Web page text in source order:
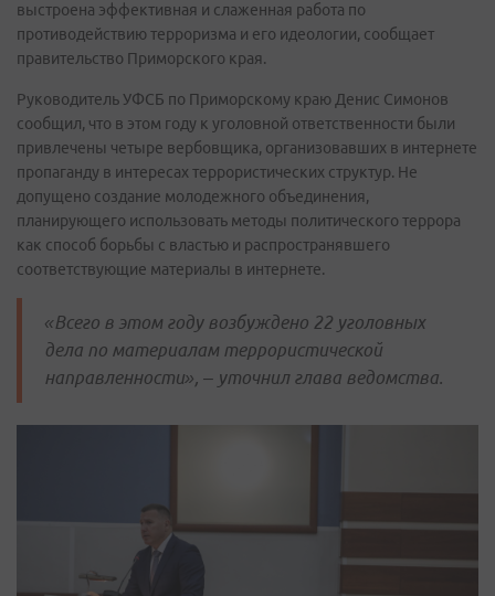
выстроена эффективная и слаженная работа по
противодействию терроризма и его идеологии, сообщает
правительство Приморского края.
Руководитель УФСБ по Приморскому краю Денис Симонов
сообщил, что в этом году к уголовной ответственности были
привлечены четыре вербовщика, организовавших в интернете
пропаганду в интересах террористических структур. Не
допущено создание молодежного объединения,
планирующего использовать методы политического террора
как способ борьбы с властью и распространявшего
соответствующие материалы в интернете.
«Всего в этом году возбуждено 22 уголовных
дела по материалам террористической
направленности», – уточнил глава ведомства.